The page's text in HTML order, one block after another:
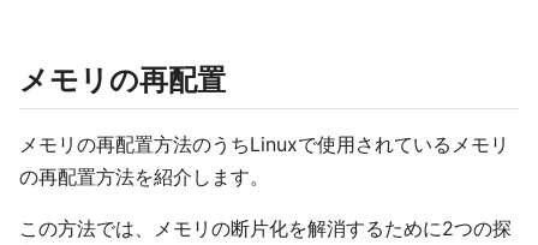
メモリの再配置
メモリの再配置方法のうちLinuxで使用されているメモリ
の再配置方法を紹介します。
この方法では、メモリの断片化を解消するために2つの探